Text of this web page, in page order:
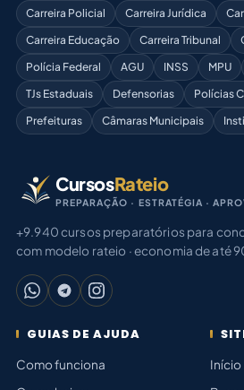
Carreira Policial Carreira Jurídica
Carreira Educação
Carreira Tribunal
Polícia Federal
AGU INSS MPU
TJs Estaduais
Defensorias Polícias
Prefeituras
Câmaras Municipais
CursosRateio
PREPARAÇÃO · ESTRATÉGIA ·
+9.940 cursos preparatórios para
com modelo rateio · economia de até
GUIAS DE AJUDA
Como funciona
Início